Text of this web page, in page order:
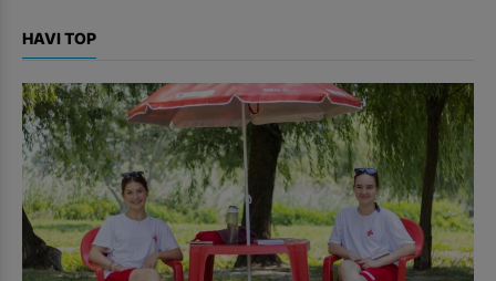
HAVI TOP